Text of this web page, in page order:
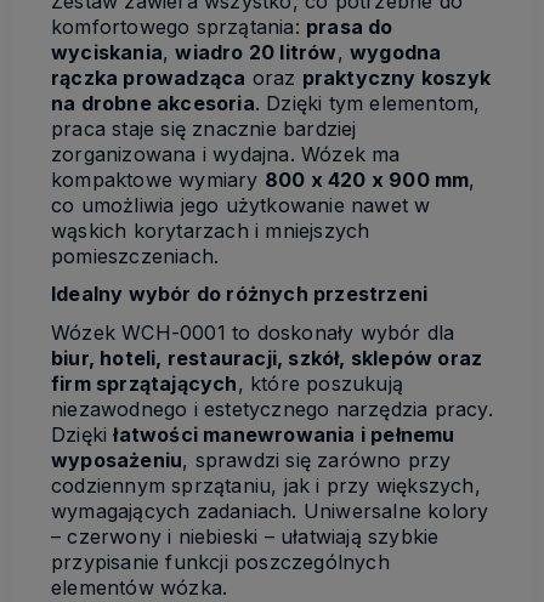
komfortowego sprzątania: prasa do
wyciskania,wiadro 20 litrów,wygodna
rączka prowadząca oraz praktyczny koszyk
na drobne akcesoria. Dzięki tym elementom,
praca staje się znacznie bardziej
zorganizowana i wydajna. Wózek ma
kompaktowe wymiary 800 x 420 x 900 mm,
co umożliwia jego użytkowanie nawet w
wąskich korytarzach i mniejszych
pomieszczeniach.
Idealny wybór do różnych przestrzeni
Wózek WCH-0001 to doskonały wybór dla
biur, hoteli, restauracji, szkół, sklepów oraz
firm sprzątających, które poszukują
niezawodnego i estetycznego narzędzia pracy.
Dziękiłatwości manewrowania i pełnemu
wyposażeniu, sprawdzi się zarówno przy
codziennym sprzątaniu, jak i przy większych,
wymagających zadaniach. Uniwersalne kolory
– czerwony i niebieski – ułatwiają szybkie
przypisanie funkcji poszczególnych
elementów wózka.